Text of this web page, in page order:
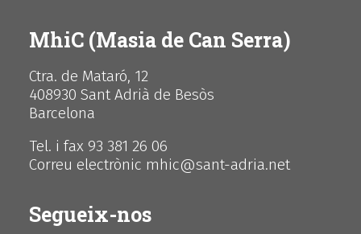
MhiC (Masia de Can Serra)
Ctra. de Mataró, 12
408930 Sant Adrià de Besòs
Barcelona
Tel. i fax 93 381 26 06
Correu electrònic mhic@sant-adria.net
Segueix-nos